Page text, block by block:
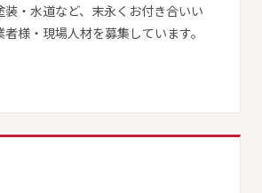
・水道など、末永くお付き合いい
様・現場人材を募集しています。